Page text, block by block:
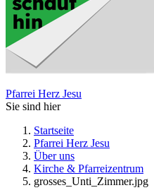
Pfarrei Herz Jesu
Sie sind hier
Startseite
Pfarrei Herz Jesu
Über uns
Kirche & Pfarreizentrum
grosses_Unti_Zimmer.jpg